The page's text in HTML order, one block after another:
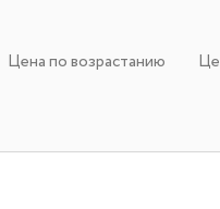
Цена по возрастанию